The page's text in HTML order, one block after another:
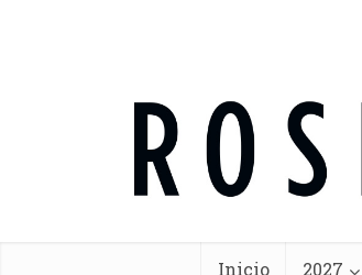
Inicio 2027